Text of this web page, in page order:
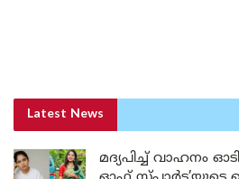
Latest News
മദ്യപിച്ച് വാഹനം